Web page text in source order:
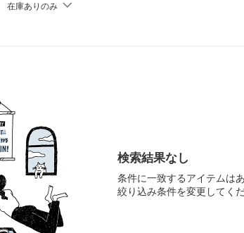
在庫ありのみ
検索結果なし
条件に一致するアイテムは
絞り込み条件を変更してく